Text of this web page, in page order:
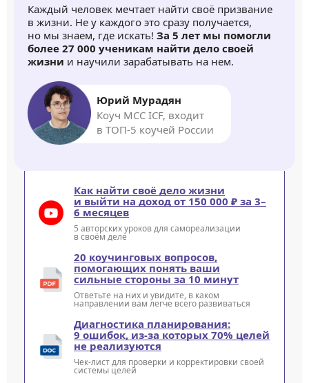
Каждый человек мечтает найти своё призвание
в жизни. Не у каждого это сразу получается,
но мы знаем, где искать! За 5 лет мы помогли
более 27 000 ученикам найти дело своей
жизни и научили зарабатывать на нем.
Юрий Мурадян
Коуч MCC ICF, входит
в ТОП-5 коучей России
Как найти своё дело жизни
и выйти на доход от 150 000 ₽ за 3–
6 месяцев
5 авторских уроков для самореализации
в своём деле
20 коучинговых вопросов,
помогающих понять ваши
сильные стороны за 10 минут
Ответьте на них и увидите, в каком
направлении вам легче всего развиваться
Диагностика планирования:
9 ошибок, из-за которых 70% целей
не реализуются
Чек-лист для проверки и корректировки своей
системы целей